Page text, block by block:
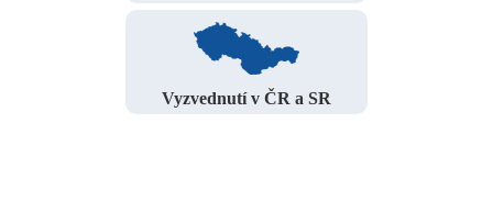
Vyzvednutí v ČR a SR